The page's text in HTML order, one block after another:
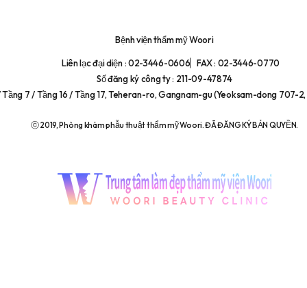
Bệnh viện thẩm mỹ Woori
Liên lạc đại diện : 02-3446-0606
FAX : 02-3446-0770
Số đăng ký công ty : 211-09-47874
Tầng 7 / Tầng 16 / Tầng 17, Teheran-ro, Gangnam-gu (Yeoksam-dong 707-
ⓒ 2019, Phòng khám phẫu thuật thẩm mỹ Woori. ĐÃ ĐĂNG KÝ BẢN QUYỀN.